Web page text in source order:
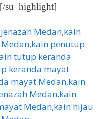
[/su_highlight]